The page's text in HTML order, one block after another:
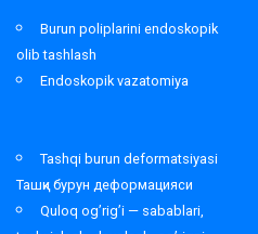
Burun poliplarini endoskopik
olib tashlash
Endoskopik vazatomiya
Tashqi burun deformatsiyasi
Ташқи бурун деформацияси
Quloq og’rig’i — sabablari,